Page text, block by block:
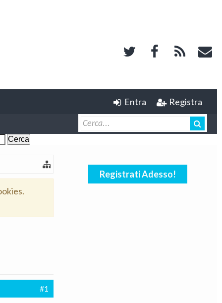
Entra Registra
#1
Registrati Adesso!